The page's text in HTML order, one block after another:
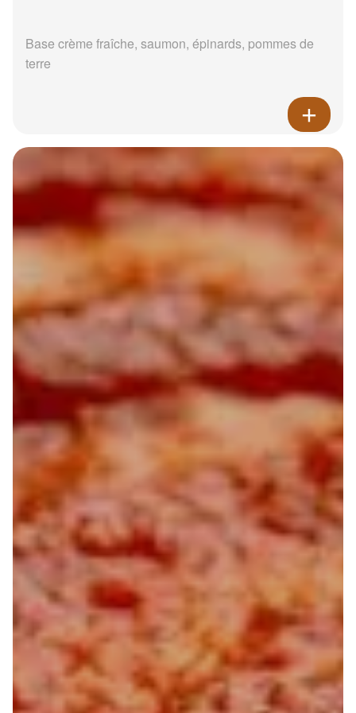
Base crème fraîche, saumon, épinards, pommes de
terre